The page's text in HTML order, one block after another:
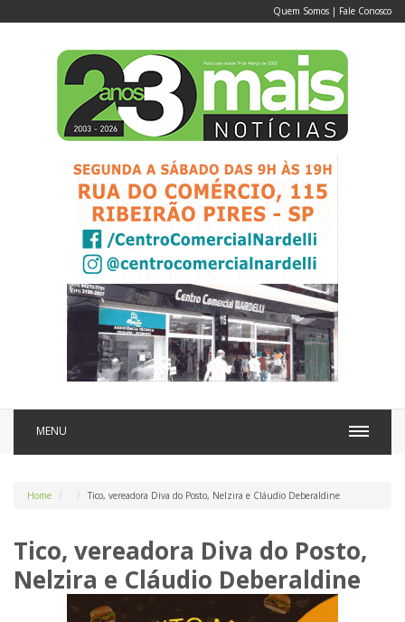
Quem Somos | Fale Conosco
MENU
Home Tico, vereadora Diva do Posto, Nelzira e Cláudio Deberaldine
Tico, vereadora Diva do Posto,
Nelzira e Cláudio Deberaldine